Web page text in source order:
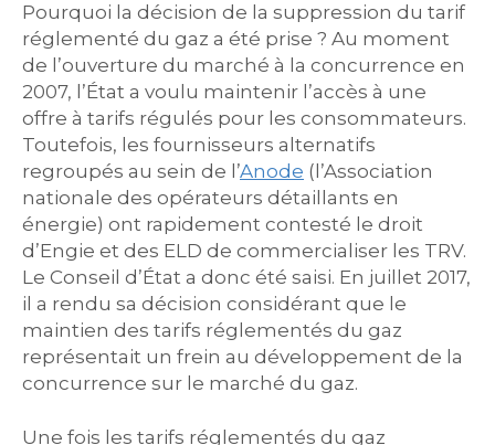
Pourquoi la décision de la suppression du tarif
réglementé du gaz a été prise ? Au moment
de l’ouverture du marché à la concurrence en
2007, l’État a voulu maintenir l’accès à une
offre à tarifs régulés pour les consommateurs.
Toutefois, les fournisseurs alternatifs
regroupés au sein de l’Anode (l’Association
nationale des opérateurs détaillants en
énergie) ont rapidement contesté le droit
d’Engie et des ELD de commercialiser les TRV.
Le Conseil d’État a donc été saisi. En juillet 2017,
il a rendu sa décision considérant que le
maintien des tarifs réglementés du gaz
représentait un frein au développement de la
concurrence sur le marché du gaz.
Une fois les tarifs réglementés du gaz